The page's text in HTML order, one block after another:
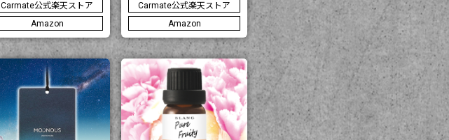
Carmate公式楽天ストア
Amazon
Carmate公式楽天ストア
Amazon